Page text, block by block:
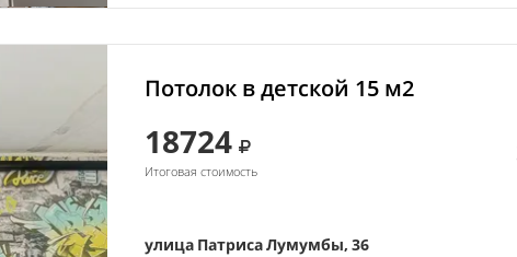
Потолок в детской 15 м2
18724
Итоговая стоимость
улица Патриса Лумумбы, 36